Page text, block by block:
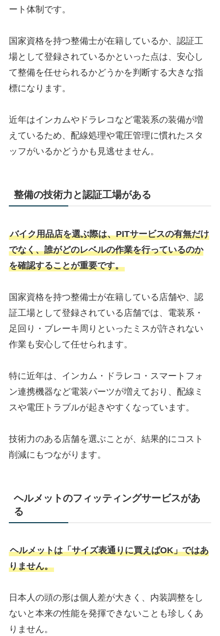
ート体制です。
国家資格を持つ整備士が在籍しているか、認証工
場として登録されているかといった点は、安心し
て整備を任せられるかどうかを判断する大きな指
標になります。
近年はインカムやドラレコなど電装系の装備が増
えているため、配線処理や電圧管理に慣れたスタ
ッフがいるかどうかも見逃せません。
整備の技術力と認証工場がある
バイク用品店を選ぶ際は、PITサービスの有無だけ
でなく、誰がどのレベルの作業を行っているのか
を確認することが重要です。
国家資格を持つ整備士が在籍している店舗や、認
証工場として登録されている店舗では、電装系・
足回り・ブレーキ周りといったミスが許されない
作業も安心して任せられます。
特に近年は、インカム・ドラレコ・スマートフォ
ン連携機器など電装パーツが増えており、配線ミ
スや電圧トラブルが起きやすくなっています。
技術力のある店舗を選ぶことが、結果的にコスト
削減にもつながります。
ヘルメットのフィッティングサービスがあ
る
ヘルメットは「サイズ表通りに買えばOK」ではあ
りません。
日本人の頭の形は個人差が大きく、内装調整をし
ないと本来の性能を発揮できないことも珍しくあ
りません。